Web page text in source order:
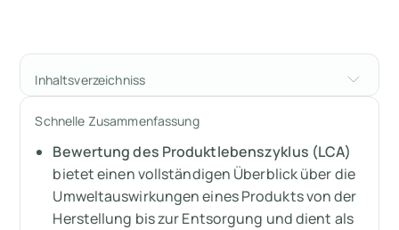
Inhaltsverzeichniss
Lebenszyklusanalysen verstehen
Einbeziehung von LCA in nachhaltige
Geschäftspraktiken
Praktische Geschäftsanwendungen von LCA
Schnelle Zusammenfassung
Bewertung des Produktlebenszyklus (LCA)
bietet einen vollständigen Überblick über die
Umweltauswirkungen eines Produkts von der
Herstellung bis zur Entsorgung und dient als